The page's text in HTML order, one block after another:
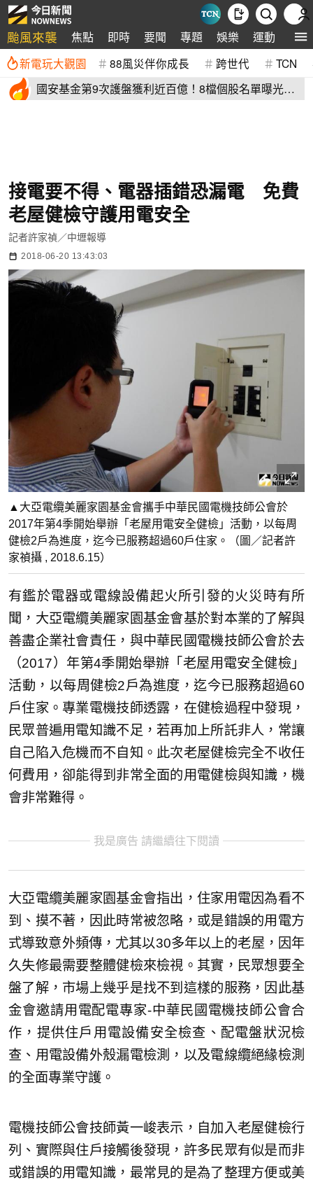
颱風來襲 焦點 即時 要聞 專題 娛樂 運動 全球
新電玩大觀園 88風災伴你成長 跨世代 TCN
國安基金第9次護盤獲利近百億！8檔個股名單曝光
接電要不得、電器插錯恐漏電 免費
老屋健檢守護用電安全
記者許家禎／中壢報導
2018-06-20 13:43:03
▲大亞電纜美麗家園基金會攜手中華民國電機技師公會於
2017年第4季開始舉辦「老屋用電安全健檢」活動，以每周
健檢2戶為進度，迄今已服務超過60戶住家。（圖／記者許
家禎攝 , 2018.6.15）
有鑑於電器或電線設備起火所引發的火災時有所
聞，大亞電纜美麗家園基金會基於對本業的了解與
善盡企業社會責任，與中華民國電機技師公會於去
（2017）年第4季開始舉辦「老屋用電安全健檢」
活動，以每周健檢2戶為進度，迄今已服務超過60
戶住家。專業電機技師透露，在健檢過程中發現，
民眾普遍用電知識不足，若再加上所託非人，常讓
自己陷入危機而不自知。此次老屋健檢完全不收任
何費用，卻能得到非常全面的用電健檢與知識，機
會非常難得。
我是廣告 請繼續往下閱讀
大亞電纜美麗家園基金會指出，住家用電因為看不
到、摸不著，因此時常被忽略，或是錯誤的用電方
式導致意外頻傳，尤其以30多年以上的老屋，因年
久失修最需要整體健檢來檢視。其實，民眾想要全
盤了解，市場上幾乎是找不到這樣的服務，因此基
金會邀請用電配電專家-中華民國電機技師公會合
作，提供住戶用電設備安全檢查、配電盤狀況檢
查、用電設備外殼漏電檢測，以及電線纜絕緣檢測
的全面專業守護。
電機技師公會技師黃一峻表示，自加入老屋健檢行
列、實際與住戶接觸後發現，許多民眾有似是而非
或錯誤的用電知識，最常見的是為了整理方便或美